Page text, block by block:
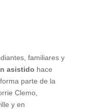
familiares y
asistido hace
parte de la
Clemo,
y en